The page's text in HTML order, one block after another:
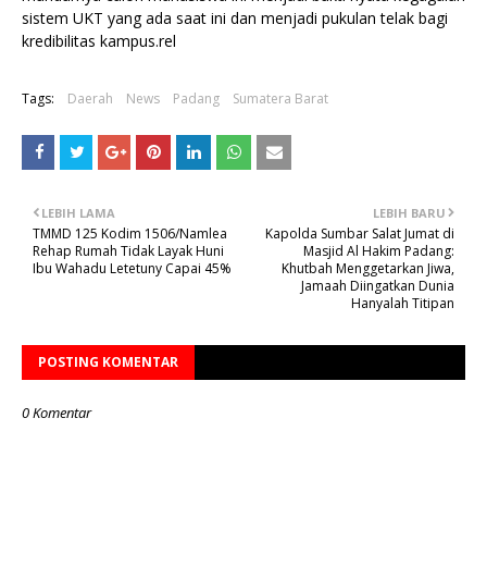
sistem UKT yang ada saat ini dan menjadi pukulan telak bagi
kredibilitas kampus.rel
Tags: Daerah News Padang Sumatera Barat
LEBIH BARU
Kapolda Sumbar Salat Jumat di
Masjid Al Hakim Padang:
Khutbah Menggetarkan Jiwa,
Jamaah Diingatkan Dunia
Hanyalah Titipan
LEBIH LAMA
TMMD 125 Kodim 1506/Namlea
Rehap Rumah Tidak Layak Huni
Ibu Wahadu Letetuny Capai 45%
POSTING KOMENTAR
0 Komentar